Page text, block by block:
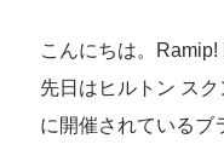
こんにちは。Ramip!
先日はヒルトン ス
に開催されているブ